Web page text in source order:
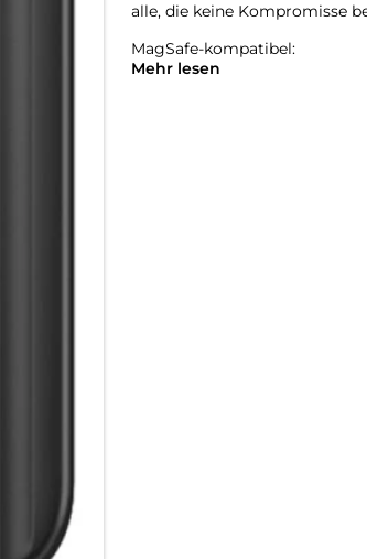
alle, die keine Kompromisse
MagSafe-kompatibel:
MagSafe-kompatibel und
Mehr lesen